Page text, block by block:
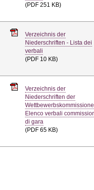
(PDF 251 KB)
Verzeichnis der
Niederschriften - Lista dei
verbali
(PDF 10 KB)
Verzeichnis der
Niederschriften der
Elenco verbali
di gara
(PDF 65 KB)